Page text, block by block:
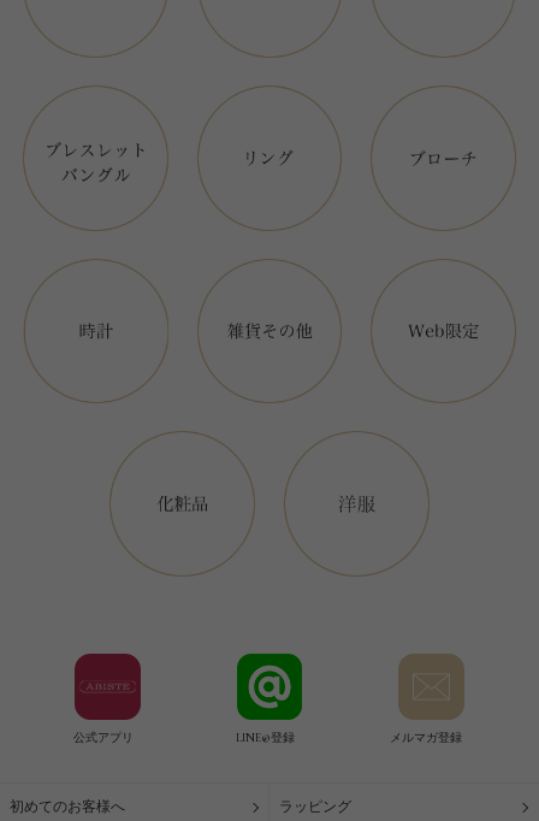
公式アプリ LINE@登録 メルマガ登録
初めてのお客様へ ラッピング